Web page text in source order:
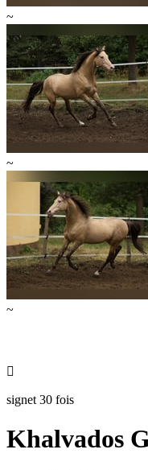
~
~
~

signet 30 fois
Khalvados